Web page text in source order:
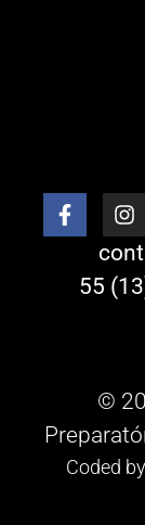
55
©
Coded by